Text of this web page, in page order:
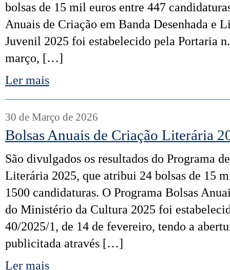
bolsas de 15 mil euros entre 447
Anuais de Criação em Banda Desenhada e
Juvenil 2025 foi estabelecido pela Portaria
março, […]
Ler mais
30 de Março de 2026
Bolsas Anuais de Criação Literária
São divulgados os resultados do Programa
Literária 2025, que atribui 24 bolsas de 15
1500 candidaturas. O Programa Bolsas
do Ministério da Cultura 2025 foi
40/2025/1, de 14 de fevereiro, tendo a
publicitada através […]
Ler mais